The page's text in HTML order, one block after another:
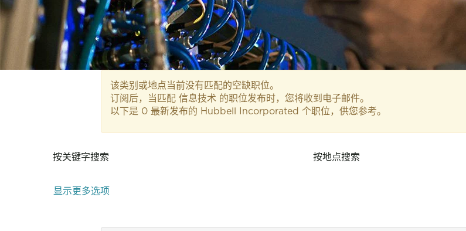
该类别或地点当前没有匹配的空缺职位。
订阅后，当匹配 信息技术 的职位发布时，您将收到电子邮件。
以下是 0 最新发布的 Hubbell Incorporated 个职位，供您参考。
按关键字搜索 按地点搜索
显示更多选项